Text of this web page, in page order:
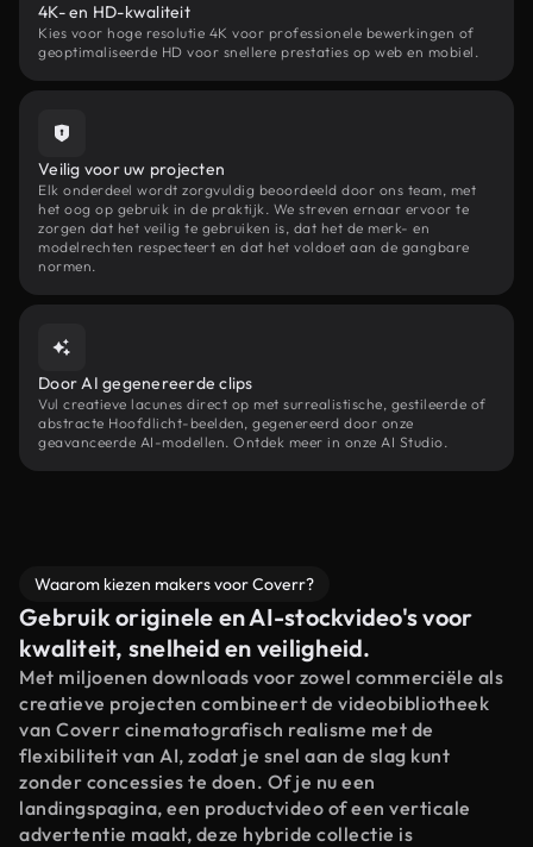
4K- en HD-kwaliteit
Kies voor hoge resolutie 4K voor professionele bewerkingen of
geoptimaliseerde HD voor snellere prestaties op web en mobiel.
Veilig voor uw projecten
Elk onderdeel wordt zorgvuldig beoordeeld door ons team, met
het oog op gebruik in de praktijk. We streven ernaar ervoor te
zorgen dat het veilig te gebruiken is, dat het de merk- en
modelrechten respecteert en dat het voldoet aan de gangbare
normen.
Door AI gegenereerde clips
Vul creatieve lacunes direct op met surrealistische, gestileerde of
abstracte Hoofdlicht-beelden, gegenereerd door onze
geavanceerde AI-modellen. Ontdek meer in onze AI Studio.
Waarom kiezen makers voor Coverr?
Gebruik originele en AI-stockvideo's voor
kwaliteit, snelheid en veiligheid.
Met miljoenen downloads voor zowel commerciële als
creatieve projecten combineert de videobibliotheek
van Coverr cinematografisch realisme met de
flexibiliteit van AI, zodat je snel aan de slag kunt
zonder concessies te doen. Of je nu een
landingspagina, een productvideo of een verticale
advertentie maakt, deze hybride collectie is